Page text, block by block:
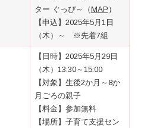
ター ぐっぴ～（MAP ）
【申込】2025年5月1日
（木）～ ※先着7組
【日時】2025年5月29日
（木）13:30～15:00
【対象】生後2か月～8か
月ごろの親子
【料金】参加無料
【場所】子育て支援セン